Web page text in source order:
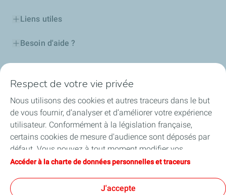
Liens utiles
Besoin d'aide ?
Certificats d'économies d'énergie
Nos partenaires
Collaborer avec TotalEnergies
Accessibilité
Respect de votre vie privée
Nous utilisons des cookies et autres traceurs dans le but
de vous fournir, d’analyser et d’améliorer votre expérience
utilisateur. Conformément à la législation française,
certains cookies de mesure d'audience sont déposés par
défaut. Vous pouvez à tout moment modifier vos
paramètres de cookies en cliquant sur le bouton « Gérer
vous acceptez le dépôt de l’ensemble des cookies. Dans le
Accéder à la charte de données personnelles et traceurs
J'accepte